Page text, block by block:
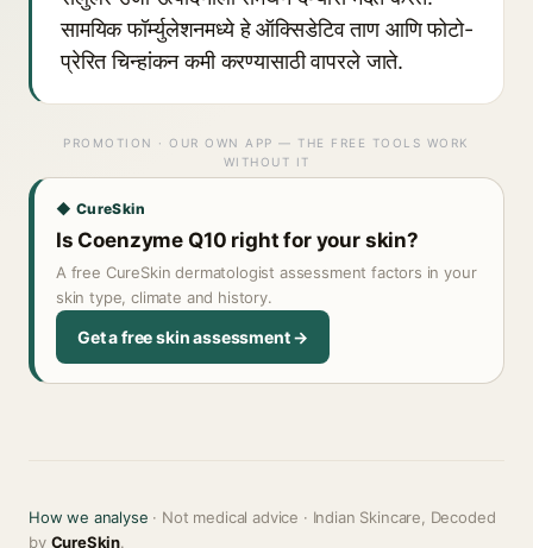
सामयिक फॉर्म्युलेशनमध्ये हे ऑक्सिडेटिव ताण आणि फोटो-
प्रेरित चिन्हांकन कमी करण्यासाठी वापरले जाते.
PROMOTION · OUR OWN APP — THE FREE TOOLS WORK
WITHOUT IT
◆ CureSkin
Is Coenzyme Q10 right for your skin?
A free CureSkin dermatologist assessment factors in your
skin type, climate and history.
Get a free skin assessment →
How we analyse · Not medical advice · Indian Skincare, Decoded
by CureSkin.